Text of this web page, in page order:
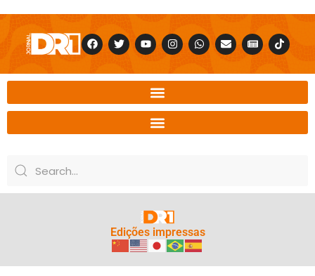
Edições impressas